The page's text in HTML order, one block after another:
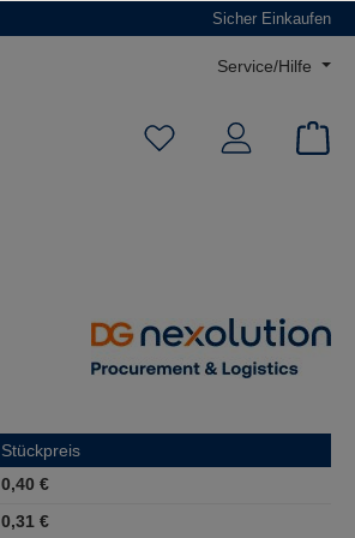
Sicher Einkaufen
Service/Hilfe
Stückpreis
0,40 €
0,31 €